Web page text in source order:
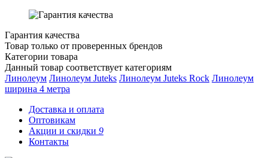
Гарантия качества
Товар только от проверенных брендов
Категории товара
Данный товар соответствует категориям
Линолеум Линолеум Juteks Линолеум Juteks Rock Линолеум
ширина 4 метра
Доставка и оплата
Оптовикам
Акции и скидки 9
Контакты